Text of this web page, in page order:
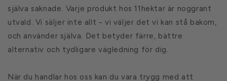
själva saknade. Varje produkt hos 11hektar är noggrant
utvald. Vi säljer inte allt - vi väljer det vi kan stå bakom,
och använder själva. Det betyder färre, bättre
alternativ och tydligare vägledning för dig.
När du handlar hos oss kan du vara trygg med att